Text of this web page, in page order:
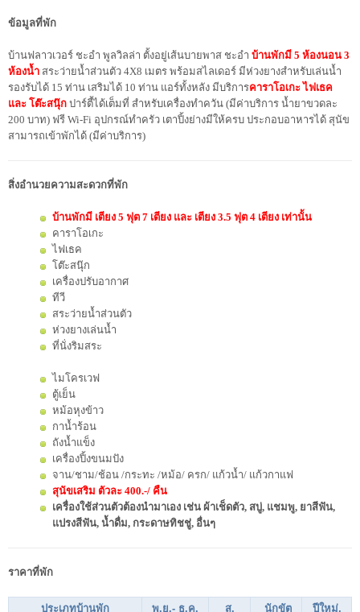
ข้อมูลที่พัก
บ้านฟลาวเวอร์ ชะอำ พูลวิลล่า ตั้งอยู่เส้นบายพาส ชะอำ บ้านพักมี 5 ห้องนอน 3
ห้องน้ำ สระว่ายน้ำส่วนตัว 4X8 เมตร พร้อมสไลเดอร์ มีห่วงยางสำหรับเล่นน้ำ
รองรับได้ 15 ท่าน เสริมได้ 10 ท่าน แอร์ทั้งหลัง มีบริการคาราโอเกะ ไฟเธค
และ โต๊ะสนุ๊ก ปาร์ตี้ได้เต็มที่ สำหรับเครื่องทำควัน (มีค่าบริการ น้ำยาขวดละ
200 บาท) ฟรี Wi-Fi อุปกรณ์ทำครัว เตาปิ้งย่างมีให้ครบ ประกอบอาหารได้ สุนัข
สามารถเข้าพักได้ (มีค่าบริการ)
สิ่งอำนวยความสะดวกที่พัก
บ้านพักมี เตียง 5 ฟุต 7 เตียง และ เตียง 3.5 ฟุต 4 เตียง เท่านั้น
คาราโอเกะ
ไฟเธค
โต๊ะสนุ๊ก
เครื่องปรับอากาศ
ทีวี
สระว่ายน้ำส่วนตัว
ห่วงยางเล่นน้ำ
ที่นั่งริมสระ
ไมโครเวฟ
ตู้เย็น
หม้อหุงข้าว
กาน้ำร้อน
ถังน้ำแข็ง
เครื่องปิ้งขนมปัง
จาน/ชาม/ช้อน /กระทะ /หม้อ/ ครก/ แก้วน้ำ/ แก้วกาแฟ
สุนัขเสริม ตัวละ 400.-/ คืน
เครื่องใช้ส่วนตัวต้องนำมาเอง เช่น ผ้าเช็ดตัว, สบู่, แชมพู, ยาสีฟัน,
แปรงสีฟัน, น้ำดื่ม, กระดาษทิชชู่, อื่นๆ
ราคาที่พัก
ประเภทบ้านพัก พ.ย.- ธ.ค. ส. นักขัต ปีใหม่,